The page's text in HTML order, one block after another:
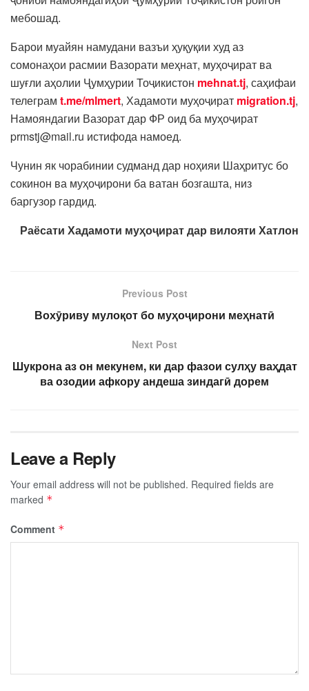
мебошад.
Барои муайян намудани вазъи ҳуқуқии худ аз
сомонаҳои расмии Вазорати меҳнат, муҳоҷират ва
шуғли аҳолии Ҷумҳурии Тоҷикистон mehnat.tj, саҳифаи
телеграм t.me/mlmert, Хадамоти муҳоҷират migration.tj,
Намояндагии Вазорат дар ФР оид ба муҳоҷират
prmstj@mail.ru истифода намоед.
Чунин як чорабинии судманд дар ноҳияи Шаҳритус бо
сокинон ва муҳоҷирони ба ватан бозгашта, низ
баргузор гардид.
Раёсати Хадамоти муҳоҷират дар вилояти Хатлон
Previous Post
Вохӯриву мулоқот бо муҳоҷирони меҳнатӣ
Next Post
Шукрона аз он мекунем, ки дар фазои сулҳу ваҳдат
ва озодии афкору андеша зиндагӣ дорем
Leave a Reply
Your email address will not be published. Required fields are
marked *
Comment *